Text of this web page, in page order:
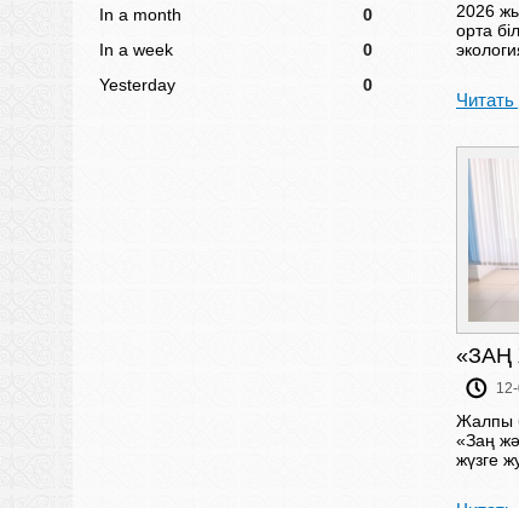
In a month
0
In a week
0
Yesterday
0
2026
орта
«ЗАҢ
Жалпы
«Заң
жүзге